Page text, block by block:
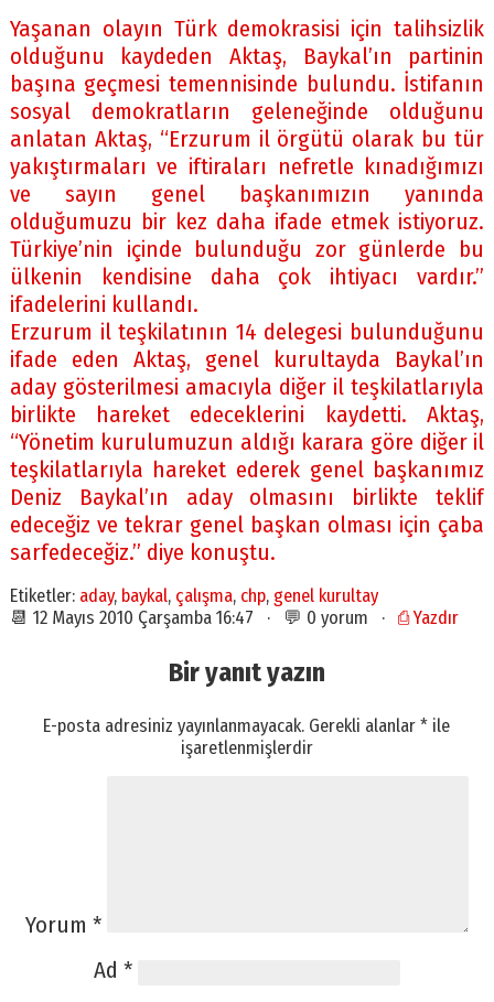
Yaşanan olayın Türk demokrasisi için talihsizlik
olduğunu kaydeden Aktaş, Baykal’ın partinin
başına geçmesi temennisinde bulundu. İstifanın
sosyal demokratların geleneğinde olduğunu
anlatan Aktaş, “Erzurum il örgütü olarak bu tür
yakıştırmaları ve iftiraları nefretle kınadığımızı
ve sayın genel başkanımızın yanında
olduğumuzu bir kez daha ifade etmek istiyoruz.
Türkiye’nin içinde bulunduğu zor günlerde bu
ülkenin kendisine daha çok ihtiyacı vardır.”
ifadelerini kullandı.
Erzurum il teşkilatının 14 delegesi bulunduğunu
ifade eden Aktaş, genel kurultayda Baykal’ın
aday gösterilmesi amacıyla diğer il teşkilatlarıyla
birlikte hareket edeceklerini kaydetti. Aktaş,
“Yönetim kurulumuzun aldığı karara göre diğer il
teşkilatlarıyla hareket ederek genel başkanımız
Deniz Baykal’ın aday olmasını birlikte teklif
edeceğiz ve tekrar genel başkan olması için çaba
sarfedeceğiz.” diye konuştu.
Etiketler: aday, baykal, çalışma, chp, genel kurultay
📆 12 Mayıs 2010 Çarşamba 16:47 · 💬 0 yorum · ⎙ Yazdır
Bir yanıt yazın
E-posta adresiniz yayınlanmayacak. Gerekli alanlar* ile
işaretlenmişlerdir
Yorum *
Ad *